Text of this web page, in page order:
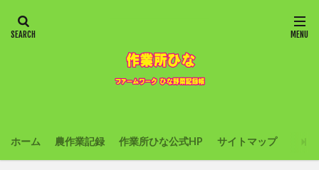
ホーム 農作業記録 作業所ひな公式HP サイトマップ